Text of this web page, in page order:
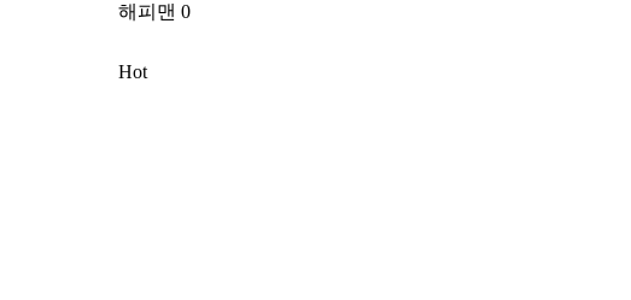
해피맨 0
Hot